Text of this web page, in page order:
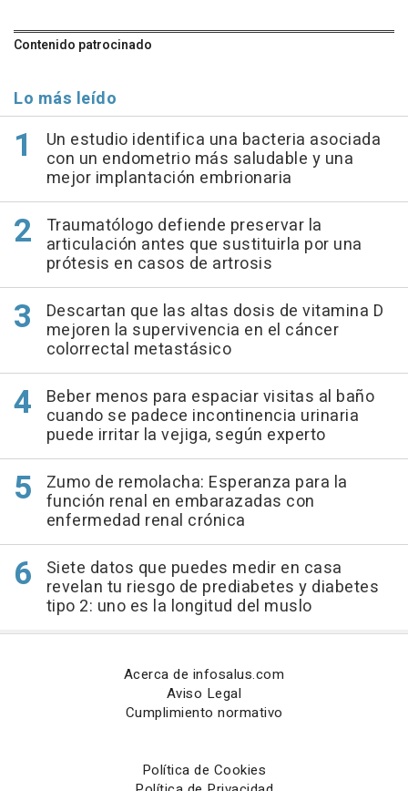
Contenido patrocinado
Lo más leído
Un estudio identifica una bacteria asociada
con un endometrio más saludable y una
mejor implantación embrionaria
Traumatólogo defiende preservar la
articulación antes que sustituirla por una
prótesis en casos de artrosis
Descartan que las altas dosis de vitamina D
mejoren la supervivencia en el cáncer
colorrectal metastásico
Beber menos para espaciar visitas al baño
cuando se padece incontinencia urinaria
puede irritar la vejiga, según experto
Zumo de remolacha: Esperanza para la
función renal en embarazadas con
enfermedad renal crónica
Siete datos que puedes medir en casa
revelan tu riesgo de prediabetes y diabetes
tipo 2: uno es la longitud del muslo
Acerca de infosalus.com
Aviso Legal
Cumplimiento normativo
Política de Cookies